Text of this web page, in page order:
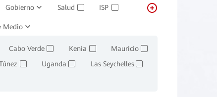
Gobierno Salud ISP
✓
Cabo Verde Kenia Mauricio
Uganda Las Seychelles
Medio